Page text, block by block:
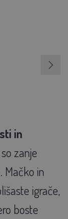
in
zanje
. Mačko in
igrače,
boste